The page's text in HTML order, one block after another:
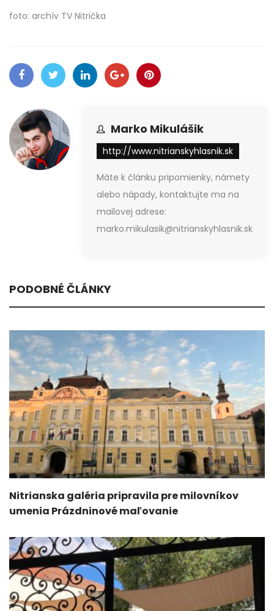
foto: archív TV Nitrička
Marko Mikulášik
http://www.nitrianskyhlasnik.sk
Máte k článku pripomienky, námety
alebo nápady, kontaktujte ma na
mailovej adrese:
marko.mikulasik@nitrianskyhlasnik.sk
PODOBNÉ ČLÁNKY
Nitrianska galéria pripravila pre milovníkov
umenia Prázdninové maľovanie